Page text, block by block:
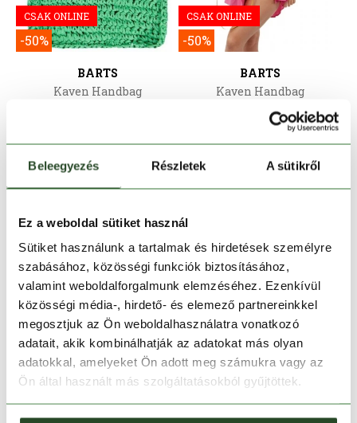
Beleegyezés Részletek A sütikről
Ez a weboldal sütiket használ
Sütiket használunk a tartalmak és hirdetések személyre
szabásához, közösségi funkciók biztosításához,
valamint weboldalforgalmunk elemzéséhez. Ezenkívül
közösségi média-, hirdető- és elemező partnereinkkel
megosztjuk az Ön weboldalhasználatra vonatkozó
adatait, akik kombinálhatják az adatokat más olyan
adatokkal, amelyeket Ön adott meg számukra vagy az
Ön által használt más szolgáltatásokból gyűjtöttek.
CSAK ONLINE
-50%
BARTS
Kaven Handbag
CSAK ONLINE
-50%
BARTS
Kaven Handbag
8 990 Ft
CSAK ONLINE
-40%